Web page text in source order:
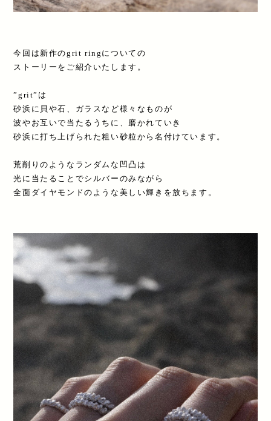
今回は新作のgrit ringについての
ストーリーをご紹介いたします。
”grit”は
砂浜に貝や石、ガラスなど様々なものが
波やお互いで当たるうちに、磨かれていき
砂浜に打ち上げられた粗い砂粒から名付けています。
荒削りのようなランダムな凹凸は
光に当たることでシルバーのみながら
全面ダイヤモンドのような美しい輝きを放ちます。